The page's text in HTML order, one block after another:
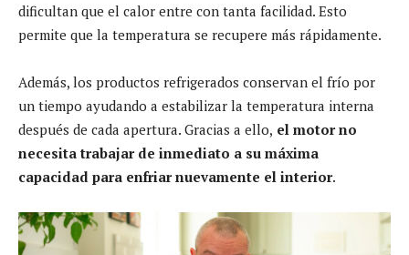
dificultan que el calor entre con tanta facilidad. Esto
permite que la temperatura se recupere más rápidamente.
Además, los productos refrigerados conservan el frío por
un tiempo ayudando a estabilizar la temperatura interna
después de cada apertura. Gracias a ello, el motor no
necesita trabajar de inmediato a su máxima
capacidad para enfriar nuevamente el interior.